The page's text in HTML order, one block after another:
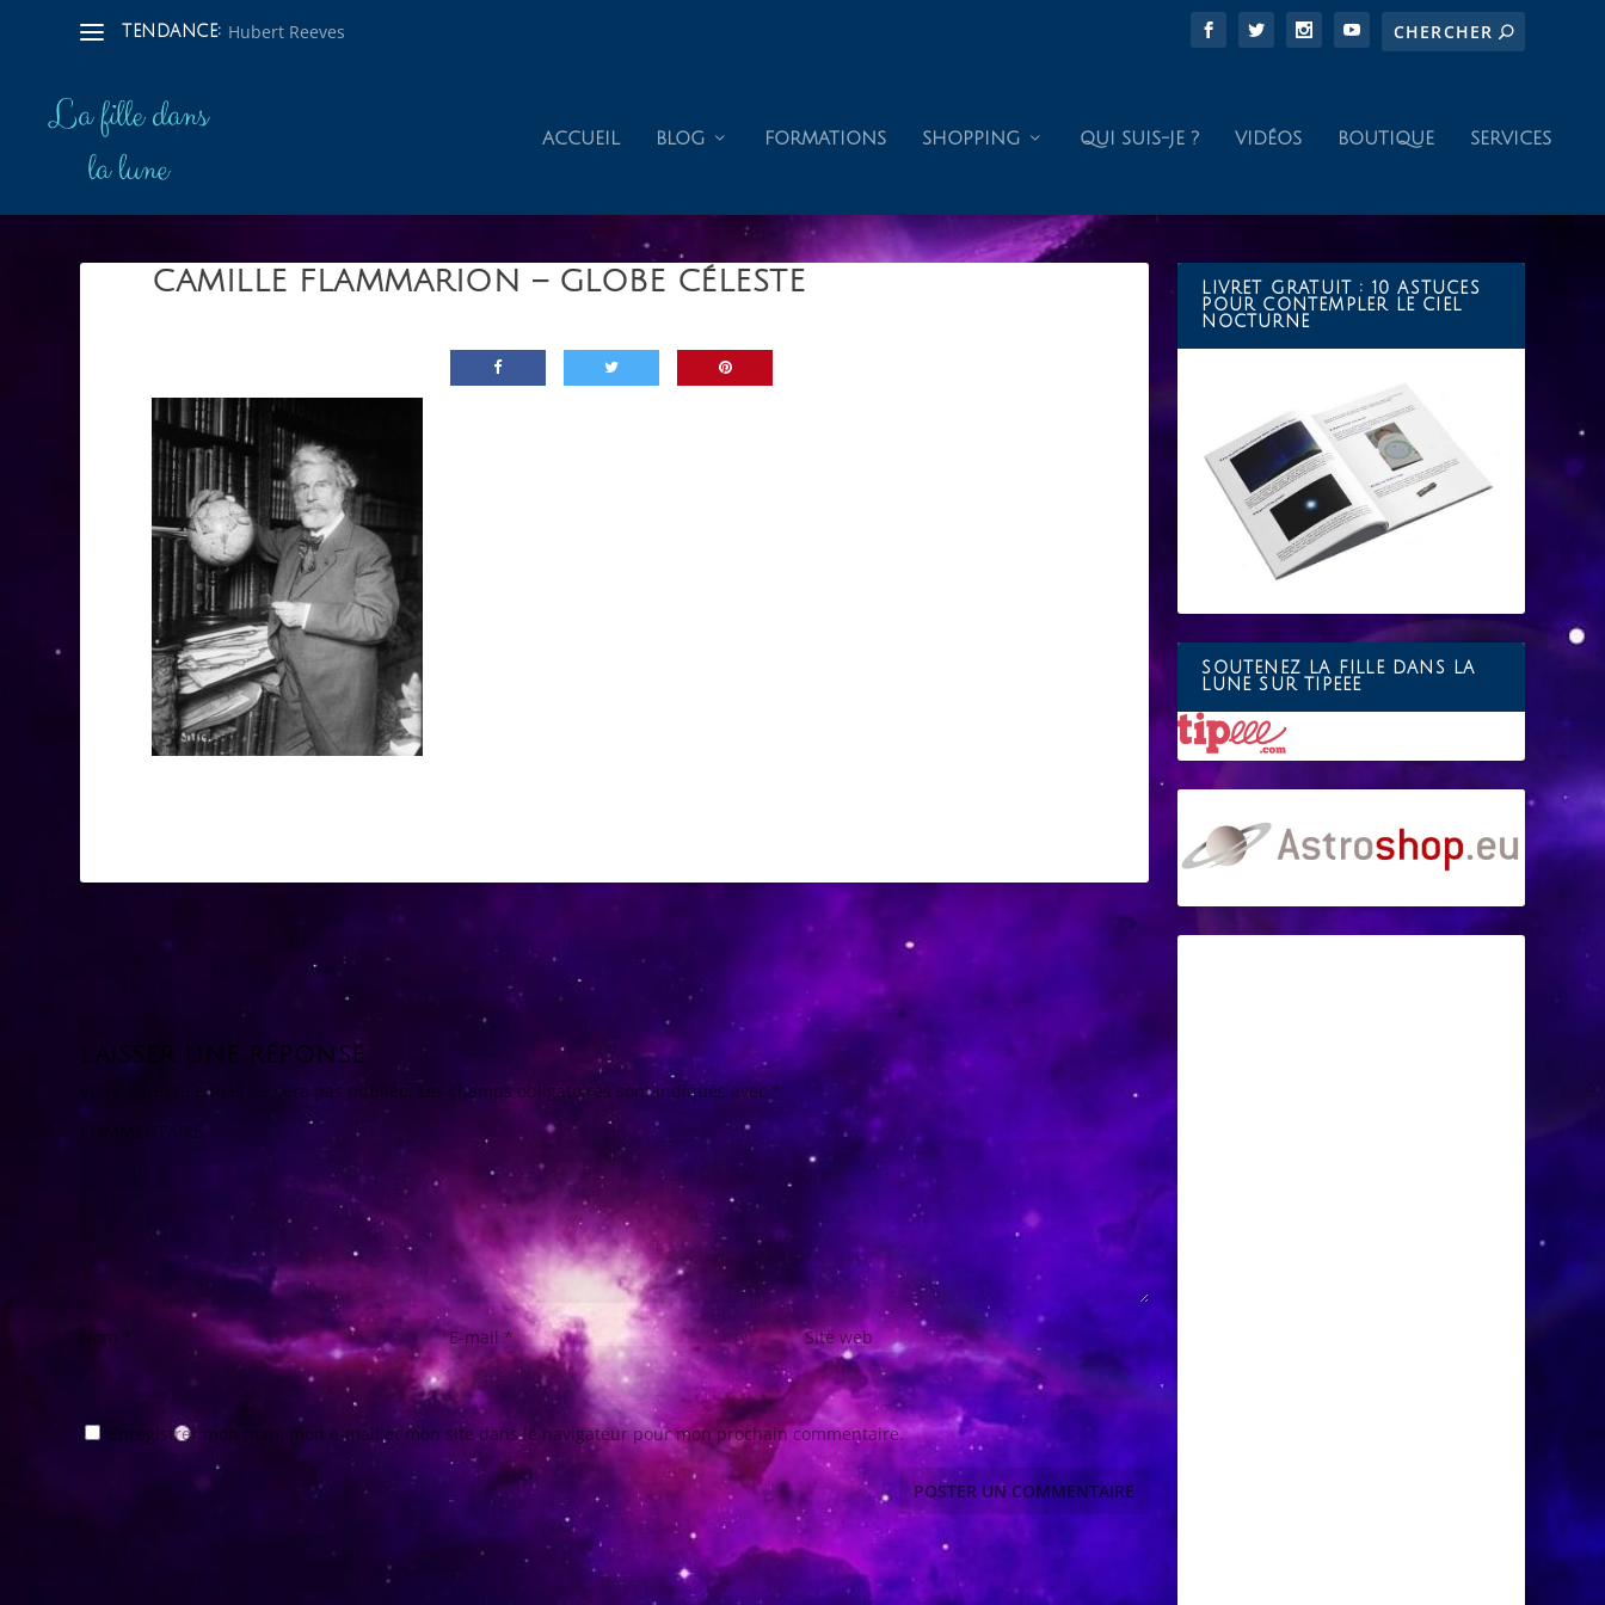
TENDANCE: Hubert Reeves
ACCUEIL BLOG FORMATIONS SHOPPING QUI SUIS-JE ? VIDÉOS BOUTIQUE SERVICES
CAMILLE FLAMMARION – GLOBE CÉLESTE
LAISSER UNE RÉPONSE
Votre adresse e-mail ne sera pas publiée. Les champs obligatoires sont indiqués avec*
COMMENTAIRE
Nom * E-mail * Site web
Enregistrer mon nom, mon e-mail et mon site dans le navigateur pour mon prochain commentaire.
LIVRET GRATUIT : 10 ASTUCES
POUR CONTEMPLER LE CIEL
NOCTURNE
SOUTENEZ LA FILLE DANS LA
LUNE SUR TIPEEE